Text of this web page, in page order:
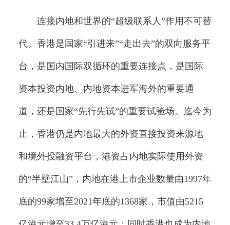
连接内地和世界的“超级联系人”作用不可替
代。香港是国家“引进来”“走出去”的双向服务平
台，是国内国际双循环的重要连接点，是国际
资本投资内地、内地资本进军海外的重要通
道，还是国家“先行先试”的重要试验场。迄今为
止，香港仍是内地最大的外资直接投资来源地
和境外投融资平台，港资占内地实际使用外资
的“半壁江山”，内地在港上市企业数量由1997年
底的99家增至2021年底的1368家，市值由5215